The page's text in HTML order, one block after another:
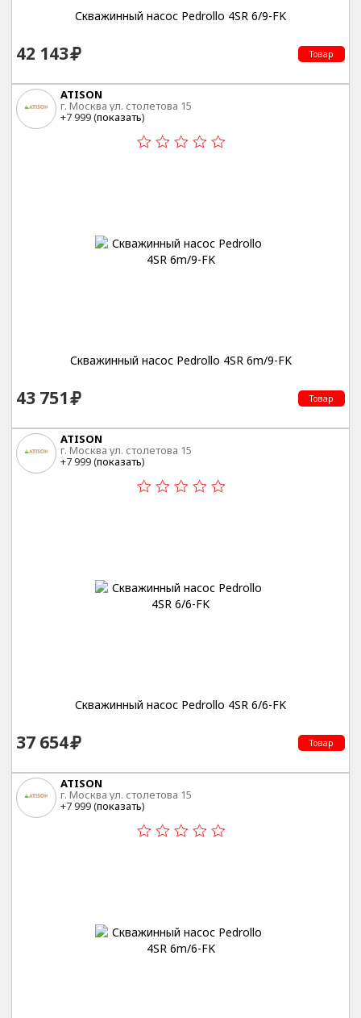
Скважинный насос Pedrollo 4SR 6/9-FK
42 143 Товар
ATISON
г. Москва ул. столетова 15
+7 999 (показать)
Скважинный насос Pedrollo 4SR 6m/9-FK
43 751 Товар
ATISON
г. Москва ул. столетова 15
+7 999 (показать)
Скважинный насос Pedrollo 4SR 6/6-FK
37 654 Товар
ATISON
г. Москва ул. столетова 15
+7 999 (показать)